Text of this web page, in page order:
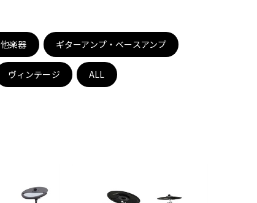
アンプ エフェクター
配信/ライブ
機器
楽器 ギターアンプ・ベースアンプ
ヴィンテージ ALL